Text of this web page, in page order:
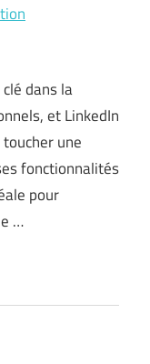
dans la
et LinkedIn
une
fonctionnalités
pour
…